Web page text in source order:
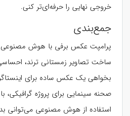
خروجی نهایی را حرفه‌ای‌تر کنی.
جمع‌بندی
پرامپت عکس برفی با هوش مصنوعی
ساخت تصاویر زمستانی ترند،
بخواهی یک عکس ساده برای
صحنه سینمایی برای پروژه
استفاده از هوش مصنوعی می‌توانی